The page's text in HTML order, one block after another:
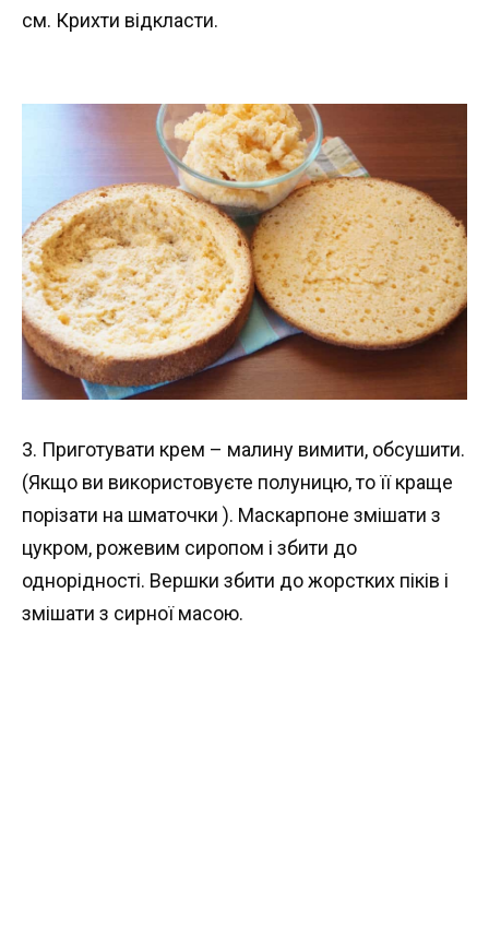
см. Крихти відкласти.
3. Приготувати крем – малину вимити, обсушити.
(Якщо ви використовуєте полуницю, то її краще
порізати на шматочки ). Маскарпоне змішати з
цукром, рожевим сиропом і збити до
однорідності. Вершки збити до жорстких піків і
змішати з сирної масою.